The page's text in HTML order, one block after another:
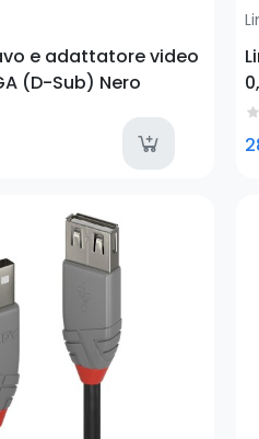
e adattatore video
(D-Sub) Nero